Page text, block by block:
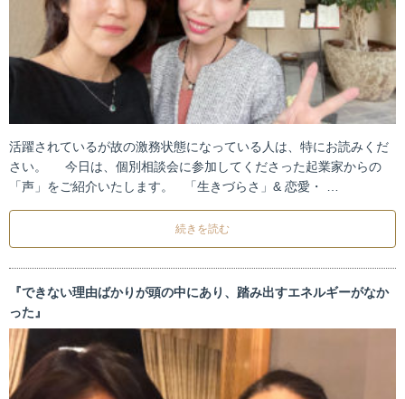
活躍されているが故の激務状態になっている人は、特にお読みくだ
さい。 今日は、個別相談会に参加してくださった起業家からの
「声」をご紹介いたします。 「生きづらさ」& 恋愛・ …
続きを読む
『できない理由ばかりが頭の中にあり、踏み出すエネルギーがなか
った』